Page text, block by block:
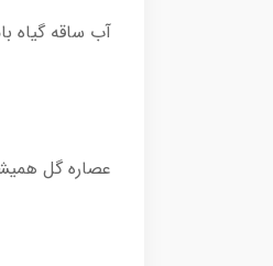
آب ساقه گیاه
عصاره گل